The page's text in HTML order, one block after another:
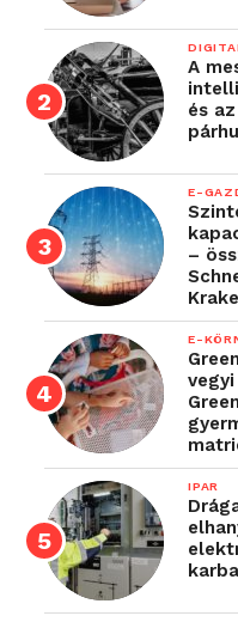
A
és
E-
–
E-
IPAR